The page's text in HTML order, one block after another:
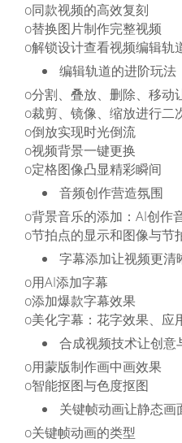
o同款视频的高效复刻
o替换图片制作完整视频
o解锁设计查看视频编辑轨
编辑轨道的进阶玩法
o分割、叠放、删除、移动
o裁剪、镜像、缩放进行二
o倒放实现时光倒流
o视频背景一键更换
o定格图像凸显精彩瞬间
音频创作营造氛围
o背景音乐的添加：AI创作
o节拍点的显示和图像与节
字幕添加让视频更清
o用AI添加字幕
o添加爆款字幕效果
o美化字幕：花字效果、应
合成视频技术让创意
o用蒙版制作画中画效果
o智能抠图与色度抠图
关键帧动画让静态画
o关键帧动画的类型